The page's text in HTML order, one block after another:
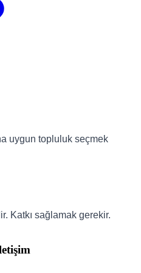
uygun topluluk seçmek
Katkı sağlamak gerekir.